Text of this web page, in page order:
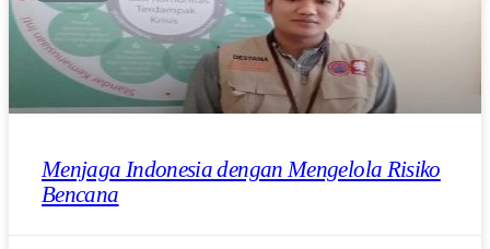
Menjaga Indonesia dengan Mengelola Risiko
Bencana